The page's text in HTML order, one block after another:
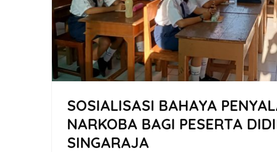
SOSIALISASI BAHAYA
NARKOBA BAGI PESERTA
SINGARAJA